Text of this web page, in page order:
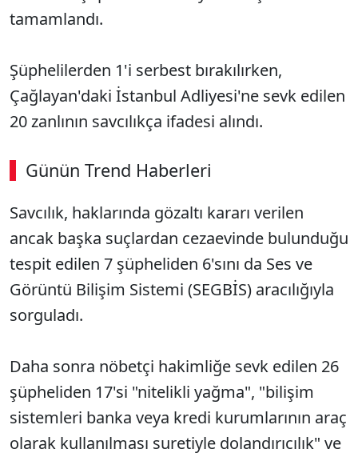
tamamlandı.
Şüphelilerden 1'i serbest bırakılırken,
Çağlayan'daki İstanbul Adliyesi'ne sevk edilen
20 zanlının savcılıkça ifadesi alındı.
Günün Trend Haberleri
Savcılık, haklarında gözaltı kararı verilen
ancak başka suçlardan cezaevinde bulunduğu
tespit edilen 7 şüpheliden 6'sını da Ses ve
Görüntü Bilişim Sistemi (SEGBİS) aracılığıyla
sorguladı.
Daha sonra nöbetçi hakimliğe sevk edilen 26
şüpheliden 17'si "nitelikli yağma", "bilişim
sistemleri banka veya kredi kurumlarının araç
olarak kullanılması suretiyle dolandırıcılık" ve